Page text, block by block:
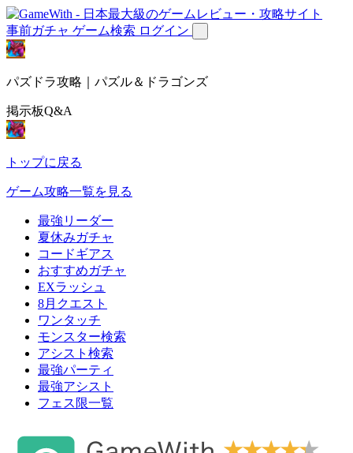
事前ガチャ ゲーム検索 ログイン
パズドラ攻略｜パズル＆ドラゴンズ
掲示板Q&A
トップに戻る
ゲーム攻略一覧を見る
最強リーダー
夏休みガチャ
コードギアス
おすすめガチャ
EXラッシュ
8月クエスト
ワンタッチ
モンスター検索
アシスト検索
最強パーティ
最強アシスト
フェス限一覧